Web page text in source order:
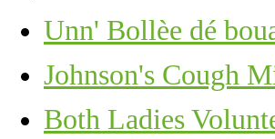
Unn' Bollèe dé
Johnson's Cough
Both Ladies